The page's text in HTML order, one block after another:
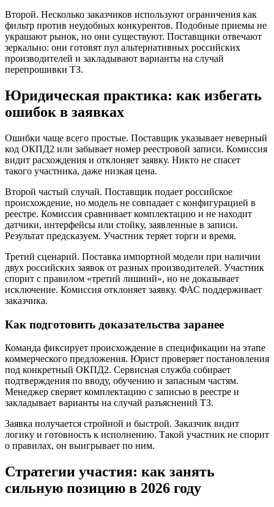
Второй. Несколько заказчиков используют ограничения как
фильтр против неудобных конкурентов. Подобные приемы не
украшают рынок, но они существуют. Поставщики отвечают
зеркально: они готовят пул альтернативных российских
производителей и закладывают варианты на случай
перепрошивки ТЗ.
Юридическая практика: как избегать
ошибок в заявках
Ошибки чаще всего простые. Поставщик указывает неверный
код ОКПД2 или забывает номер реестровой записи. Комиссия
видит расхождения и отклоняет заявку. Никто не спасет
такого участника, даже низкая цена.
Второй частый случай. Поставщик подает российское
происхождение, но модель не совпадает с конфигурацией в
реестре. Комиссия сравнивает комплектацию и не находит
датчики, интерфейсы или стойку, заявленные в записи.
Результат предсказуем. Участник теряет торги и время.
Третий сценарий. Поставка импортной модели при наличии
двух российских заявок от разных производителей. Участник
спорит с правилом «третий лишний», но не доказывает
исключение. Комиссия отклоняет заявку. ФАС поддерживает
заказчика.
Как подготовить доказательства заранее
Команда фиксирует происхождение в спецификации на этапе
коммерческого предложения. Юрист проверяет постановления
под конкретный ОКПД2. Сервисная служба собирает
подтверждения по вводу, обучению и запасным частям.
Менеджер сверяет комплектацию с записью в реестре и
закладывает варианты на случай разъяснений ТЗ.
Заявка получается стройной и быстрой. Заказчик видит
логику и готовность к исполнению. Такой участник не спорит
о правилах, он выигрывает по ним.
Стратегии участия: как занять
сильную позицию в 2026 году